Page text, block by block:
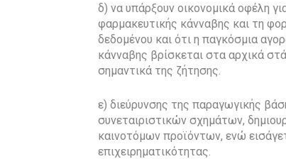
δ) να υπάρξουν οικονομικά οφέλη
φαρμακευτικής κάνναβης και τη
δεδομένου και ότι η παγκόσμια
κάνναβης βρίσκεται στα αρχικά
σημαντικά της ζήτησης.
ε) διεύρυνσης της παραγωγικής
συνεταιριστικών σχημάτων,
καινοτόμων προϊόντων, ενώ
επιχειρηματικότητας.